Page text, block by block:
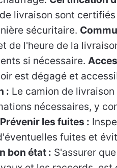
livraison sont
sécuritaire.
de l'heure de la
si nécessaire.
est dégagé et
: Le camion de
nécessaires, y
Prévenir les fuites :
fuites et
bon état : S'assurer que